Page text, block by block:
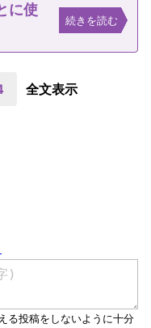
に使
続きを読む
全文表示